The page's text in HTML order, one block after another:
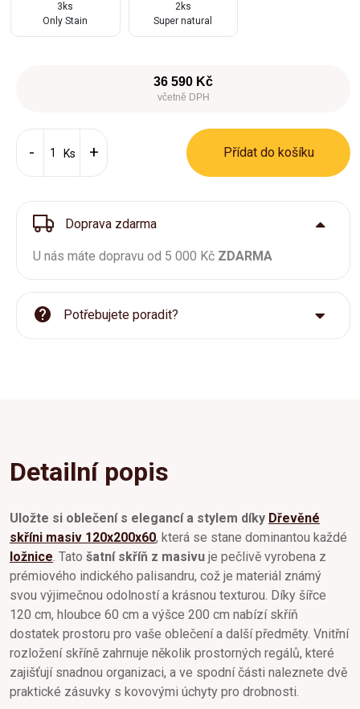
3ks
Only Stain
2ks
Super natural
36 590 Kč
včetně DPH
Ks Přídat do košíku
Doprava zdarma
U nás máte dopravu od 5 000 Kč ZDARMA
Potřebujete poradit?
Detailní popis
Uložte si oblečení s elegancí a stylem díky Dřevěné
skříni masiv 120x200x60, která se stane dominantou každé
ložnice . Tato šatní skříň z masivu je pečlivě vyrobena z
prémiového indického palisandru, což je materiál známý
svou výjimečnou odolností a krásnou texturou. Díky šířce
120 cm, hloubce 60 cm a výšce 200 cm nabízí skříň
dostatek prostoru pro vaše oblečení a další předměty. Vnitřní
rozložení skříně zahrnuje několik prostorných regálů, které
zajišťují snadnou organizaci, a ve spodní části naleznete dvě
praktické zásuvky s kovovými úchyty pro drobnosti.